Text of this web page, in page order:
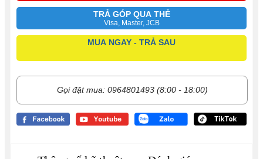
TRẢ GÓP QUA THẺ
Visa, Master, JCB
MUA NGAY - TRẢ SAU
Gọi đặt mua: 0964801493 (8:00 - 18:00)